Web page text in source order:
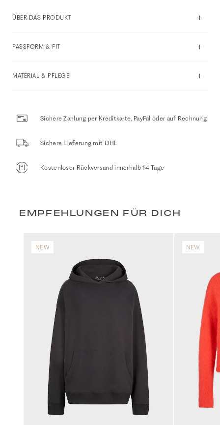
ÜBER DAS PRODUKT
PASSFORM & FIT
MATERIAL & PFLEGE
Sichere Zahlung per Kreditkarte, PayPal oder auf Rechnung
Sichere Lieferung mit DHL
Kostenloser Rückversand innerhalb 14 Tage
EMPFEHLUNGEN FÜR DICH
NEW NEW